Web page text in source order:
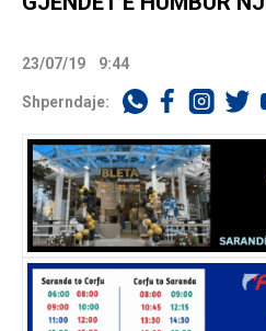
23/07/19 9:44
Shperndaje: